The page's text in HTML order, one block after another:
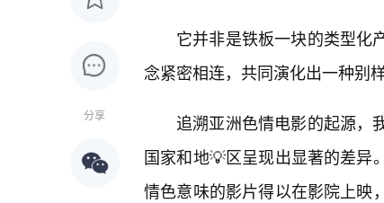
分享
它并非是铁板一块的类型化
念紧密相连，共同演化出一种别
追溯亚洲色情电影的起源，
国家和地💡区呈现出显著的差异
情色意味的影片得以在影院上映